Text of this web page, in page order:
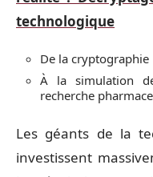
technologique
De la cryptographie
À la simulation
recherche
Les géants de la
investissent